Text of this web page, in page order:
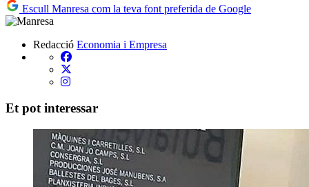
Escull Manresa com la teva font preferida de Google
Redacció Economia i Empresa
Et pot interessar